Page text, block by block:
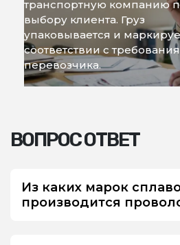
транспортную компанию
выбору клиента. Груз
упаковывается и
соответствии с
перевозчика.
ВОПРОС ОТВЕТ
Из каких марок
производится